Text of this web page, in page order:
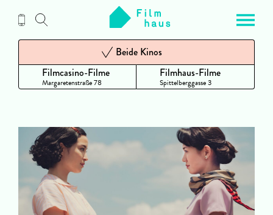
Inhalt
Filmcasino-Filme
Margaretenstraße 78
Beide Kinos
Filmhaus-Filme
Spittelberggasse 3